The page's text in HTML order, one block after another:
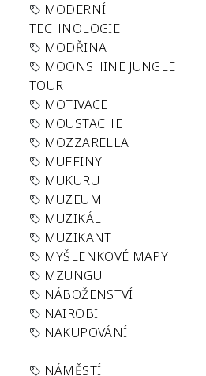
MODERNÍ
TECHNOLOGIE
MODŘINA
MOONSHINE JUNGLE
TOUR
MOTIVACE
MOUSTACHE
MOZZARELLA
MUFFINY
MUKURU
MUZEUM
MUZIKÁL
MUZIKANT
MYŠLENKOVÉ MAPY
MZUNGU
NÁBOŽENSTVÍ
NAIROBI
NAKUPOVÁNÍ
NÁMĚSTÍ